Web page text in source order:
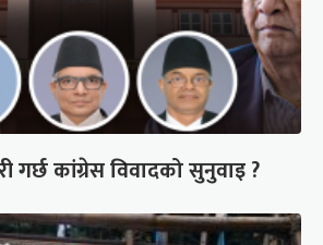
गर्छ कांग्रेस विवादको सुनुवाइ ?